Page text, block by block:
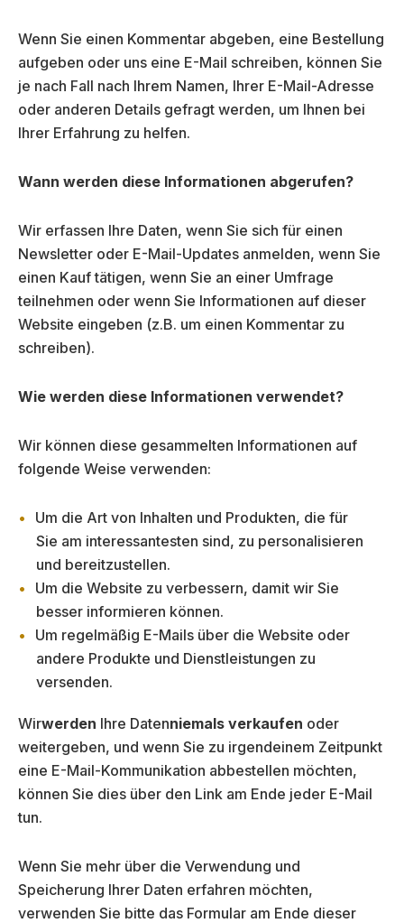
Wenn Sie einen Kommentar abgeben, eine Bestellung
aufgeben oder uns eine E-Mail schreiben, können Sie
je nach Fall nach Ihrem Namen, Ihrer E-Mail-Adresse
oder anderen Details gefragt werden, um Ihnen bei
Ihrer Erfahrung zu helfen.
Wann werden diese Informationen abgerufen?
Wir erfassen Ihre Daten, wenn Sie sich für einen
Newsletter oder E-Mail-Updates anmelden, wenn Sie
einen Kauf tätigen, wenn Sie an einer Umfrage
teilnehmen oder wenn Sie Informationen auf dieser
Website eingeben (z.B. um einen Kommentar zu
schreiben).
Wie werden diese Informationen verwendet?
Wir können diese gesammelten Informationen auf
folgende Weise verwenden:
Um die Art von Inhalten und Produkten, die für
Sie am interessantesten sind, zu personalisieren
und bereitzustellen.
Um die Website zu verbessern, damit wir Sie
besser informieren können.
Um regelmäßig E-Mails über die Website oder
andere Produkte und Dienstleistungen zu
versenden.
Wirwerden Ihre Datenniemals verkaufen oder
weitergeben, und wenn Sie zu irgendeinem Zeitpunkt
eine E-Mail-Kommunikation abbestellen möchten,
können Sie dies über den Link am Ende jeder E-Mail
tun.
Wenn Sie mehr über die Verwendung und
Speicherung Ihrer Daten erfahren möchten,
verwenden Sie bitte das Formular am Ende dieser